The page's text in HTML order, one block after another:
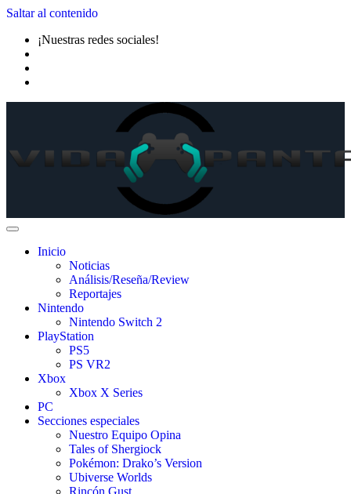
Saltar al contenido
¡Nuestras redes sociales!
Inicio
Noticias
Análisis/Reseña/Review
Reportajes
Nintendo
Nintendo Switch 2
PlayStation
PS5
PS VR2
Xbox
Xbox X Series
PC
Secciones especiales
Nuestro Equipo Opina
Tales of Shergiock
Pokémon: Drako’s Version
Ubiverse Worlds
Rincón Gust